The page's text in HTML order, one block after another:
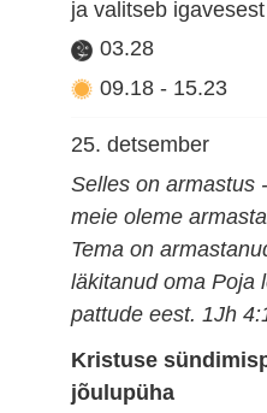
ja valitseb
03.28
09.18 - 15.23
25. detsember
Selles on armastus
meie oleme
Tema on
läkitanud oma Poja
pattude eest. 1Jh
Kristuse
jõulupüha